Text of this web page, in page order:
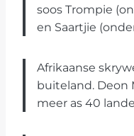
soos Trompie
en Saartjie
Afrikaanse
buiteland. Deon
meer as 40